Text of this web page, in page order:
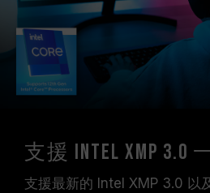
支援 Intel XMP 3.0
支援最新的 Intel XMP 3.0 以